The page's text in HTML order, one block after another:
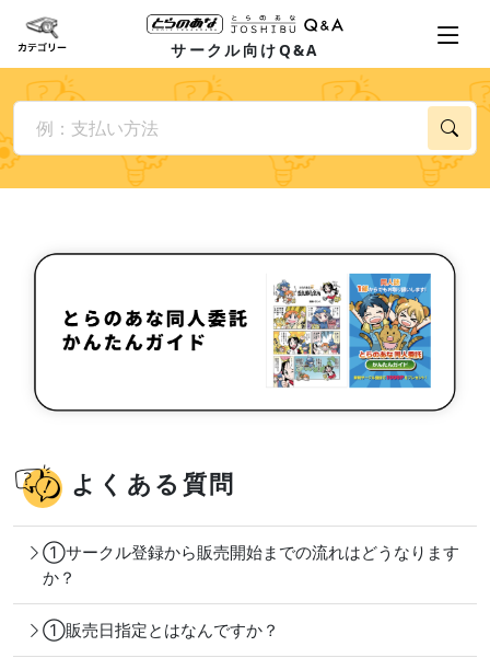
サークル向けQ&A
よくある質問
①サークル登録から販売開始までの流れはどうなります
か？
①販売日指定とはなんですか？